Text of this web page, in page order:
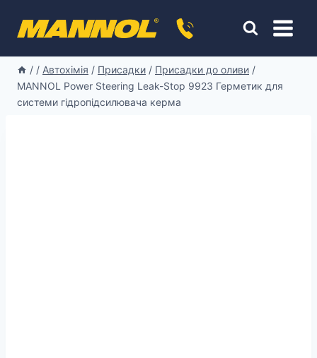
/ / Автохімія / Присадки / Присадки до оливи /
MANNOL Power Steering Leak-Stop 9923 Герметик для
системи гідропідсилювача керма